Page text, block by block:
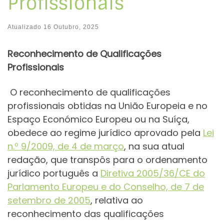
Atualizado 16 Outubro, 2025
Reconhecimento de Qualificações
Profissionais
O reconhecimento de qualificações
profissionais obtidas na União Europeia e no
Espaço Económico Europeu ou na Suíça,
obedece ao regime jurídico aprovado pela Lei
n.º 9/2009, de 4 de março, na sua atual
redação, que transpôs para o ordenamento
jurídico português a Diretiva 2005/36/CE do
Parlamento Europeu e do Conselho, de 7 de
setembro de 2005, relativa ao
reconhecimento das qualificações